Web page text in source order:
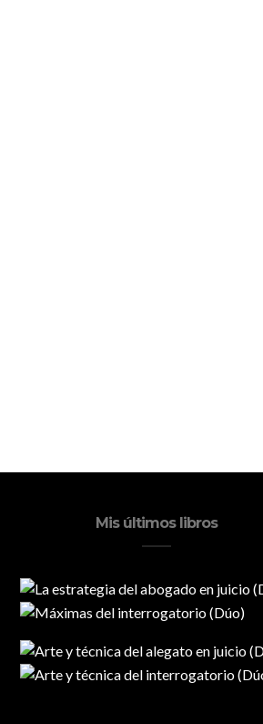
Mis últimos libros